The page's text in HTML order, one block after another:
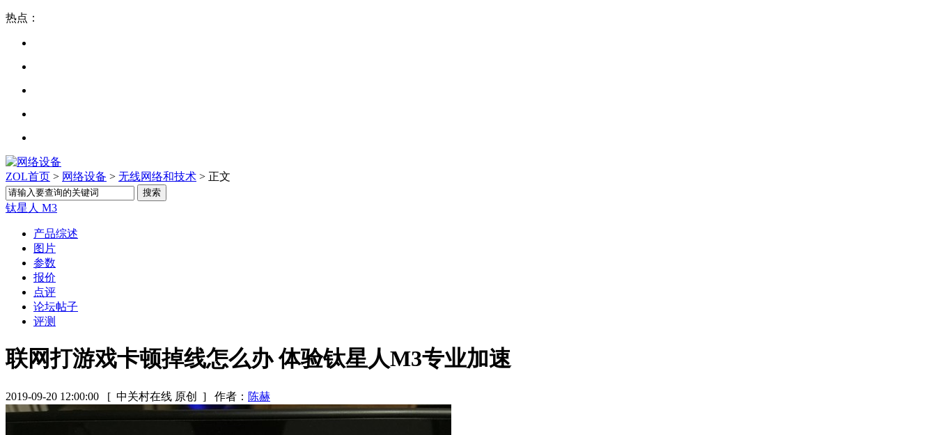
热点：
ZOL首页 > 网络设备 > 无线网络和技术 > 正文
钛星人 M3
产品综述
图片
参数
报价
点评
论坛帖子
评测
联网打游戏卡顿掉线怎么办 体验钛星人M3专业加速
2019-09-20 12:00:00 [ 中关村在线 原创 ] 作者： 陈赫